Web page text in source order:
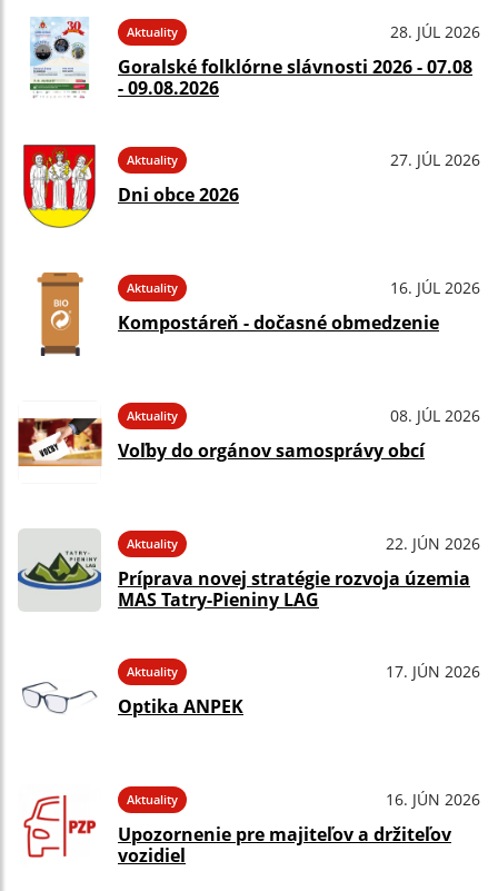
Aktuality 28. JÚL 2026
Goralské folklórne slávnosti 2026 - 07.08
- 09.08.2026
Aktuality 27. JÚL 2026
Dni obce 2026
Aktuality 16. JÚL 2026
Kompostáreň - dočasné obmedzenie
Aktuality 08. JÚL 2026
Voľby do orgánov samosprávy obcí
Aktuality 22. JÚN 2026
Príprava novej stratégie rozvoja územia
MAS Tatry-Pieniny LAG
Aktuality 17. JÚN 2026
Optika ANPEK
Aktuality 16. JÚN 2026
Upozornenie pre majiteľov a držiteľov
vozidiel